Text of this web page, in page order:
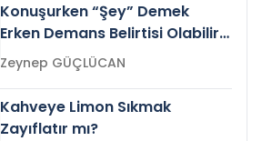
Konuşurken “Şey” Demek
Erken Demans Belirtisi Olabilir
mi?
Zeynep GÜÇLÜCAN
Kahveye Limon Sıkmak
Zayıflatır mı?